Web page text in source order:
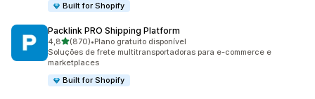
Built for Shopify
Packlink PRO Shipping Platform
4,8de 5 estrelas
(870)
870 avaliações ao todo
•Plano gratuito disponível
Soluções de frete multitransportadoras para e-commerce e
marketplaces
Built for Shopify